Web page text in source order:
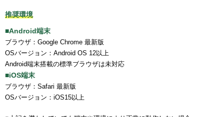
デ・ジ・キャラットが20周年を迎えます
『でじこのへや』サイトをリニューアルしました
『キャラクター』に「ブロッコデス」を追加
『アニメ・ゲーム・コミック』を更新
2018.01.26
コラボレーションカフェ スペシャルオープニングイベント 当
日チケット販売決定！
2018.01.15
推奨環境
■Android端末
ブラウザ：Google Chrome 最新版
OSバージョン：Android OS 12以上
Android端末搭載の標準ブラウザは未対応
■iOS端末
ブラウザ：Safari 最新版
OSバージョン：iOS15以上